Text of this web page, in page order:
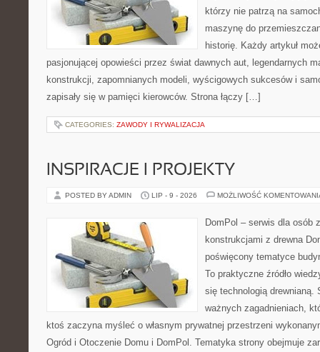
którzy nie patrzą na
maszynę do
historię. Każdy artykuł
pasjonującej opowieści przez świat dawnych aut, legendarnych
konstrukcji, zapomnianych modeli, wyścigowych sukcesów i
zapisały się w pamięci kierowców. Strona łączy […]
CATEGORIES: ZAWODY I RYWALIZACJA
INSPIRACJE I PROJEKTY
POSTED BY ADMIN LIP - 9 - 2026 MOŻLIWOŚĆ
DomPol – serwis dla osób
konstrukcjami z drewna
poświęcony tematyce
To praktyczne źródło
się technologią drewnianą.
ważnych zagadnieniach,
ktoś zaczyna myśleć o własnym prywatnej przestrzeni
Ogród i Otoczenie Domu i DomPol. Tematyka strony obejmuje